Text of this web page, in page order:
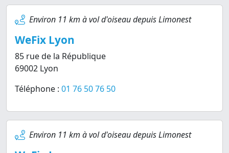
Environ 11 km à vol d'oiseau depuis Limonest
WeFix Lyon
85 rue de la République
69002 Lyon
Téléphone : 01 76 50 76 50
Environ 11 km à vol d'oiseau depuis Limonest